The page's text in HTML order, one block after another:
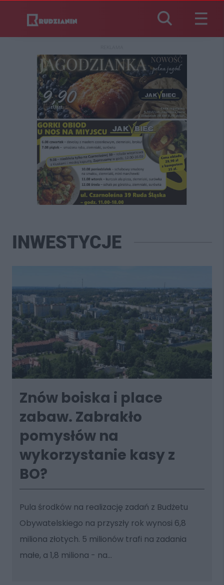
INWESTYCJE
Znów boiska i place
zabaw. Zabrakło
pomysłów na
wykorzystanie kasy z
BO?
Pula środków na realizację zadań z Budżetu
Obywatelskiego na przyszły rok wynosi 6,8
miliona złotych. 5 milionów trafi na zadania
małe, a 1,8 miliona - na...